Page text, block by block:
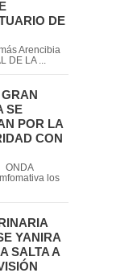
DE
DE LA ...
SE
POR LA
CON
los
YANIRA
SALTA A